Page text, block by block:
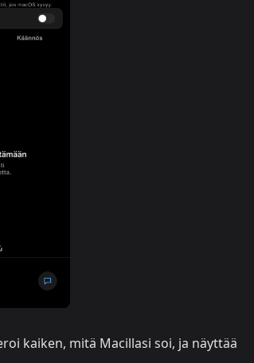
kaiken, mitä Macillasi soi, ja näyttää